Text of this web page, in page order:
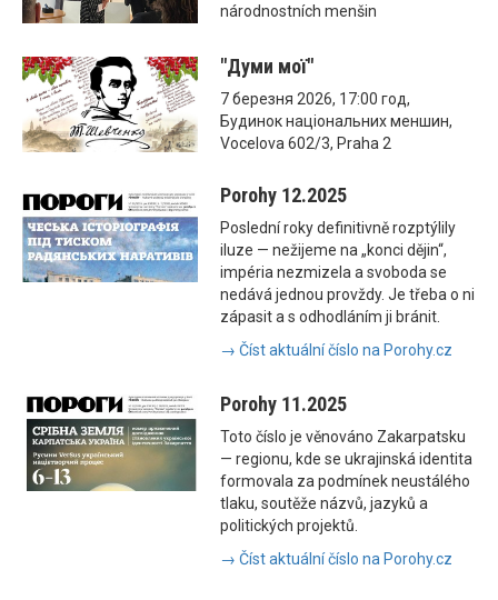
národnostních menšin
"Думи мої"
7 березня 2026, 17:00 год,
Будинок національних меншин,
Vocelova 602/3, Praha 2
Porohy 12.2025
Poslední roky definitivně rozptýlily
iluze — nežijeme na „konci dějin“,
impéria nezmizela a svoboda se
nedává jednou provždy. Je třeba o ni
zápasit a s odhodláním ji bránit.
→ Číst aktuální číslo na Porohy.cz
Porohy 11.2025
Toto číslo je věnováno Zakarpatsku
— regionu, kde se ukrajinská identita
formovala za podmínek neustálého
tlaku, soutěže názvů, jazyků a
politických projektů.
→ Číst aktuální číslo na Porohy.cz